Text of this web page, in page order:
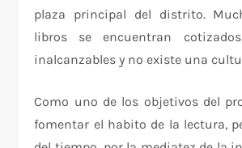
plaza principal del distrito.
libros se encuentran
inalcanzables y no existe una
Como uno de los objetivos del
fomentar el habito de la lectura,